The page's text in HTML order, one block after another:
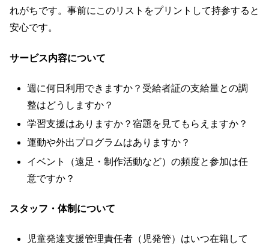
れがちです。事前にこのリストをプリントして持参すると
安心です。
サービス内容について
週に何日利用できますか？受給者証の支給量との調
整はどうしますか？
学習支援はありますか？宿題を見てもらえますか？
運動や外出プログラムはありますか？
イベント（遠足・制作活動など）の頻度と参加は任
意ですか？
スタッフ・体制について
児童発達支援管理責任者（児発管）はいつ在籍して